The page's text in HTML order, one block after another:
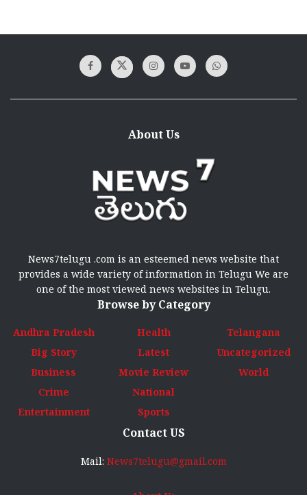
About Us
News7telugu .com is an esteemed news website that
provides a wide variety of information in Telugu We are
one of the most viewed news websites in Telugu.
Browse by Category
Andhra Pradesh
Big Story
Business
Crime
Entertainment
Health
Latest
Movie Review
National
Sports
Telangana
Uncategorized
World
Contact US
Mail: News7telugu@gmail.com